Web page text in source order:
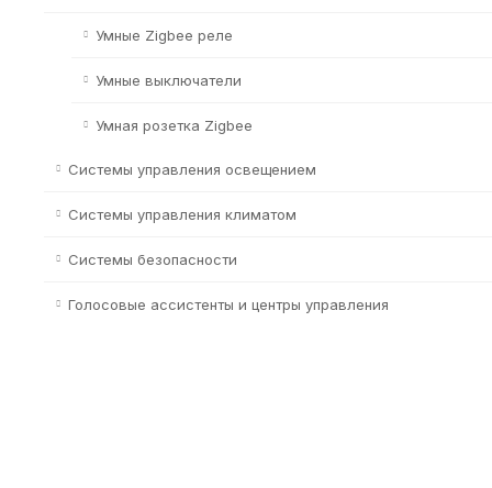
Умные Zigbee реле
Умные выключатели
Умная розетка Zigbee
Системы управления освещением
Системы управления климатом
Системы безопасности
Голосовые ассистенты и центры управления